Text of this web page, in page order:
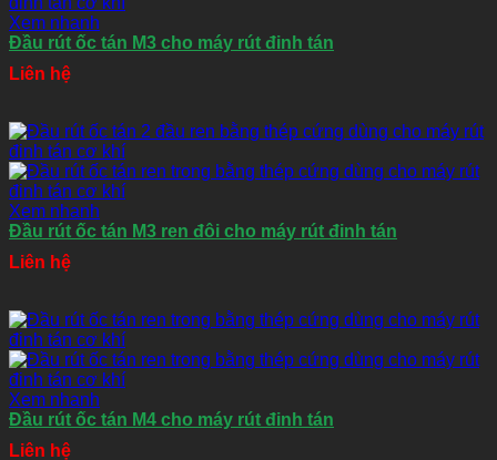
Xem nhanh
Đầu rút ốc tán M3 cho máy rút đinh tán
Liên hệ
Xem nhanh
Đầu rút ốc tán M3 ren đôi cho máy rút đinh tán
Liên hệ
Xem nhanh
Đầu rút ốc tán M4 cho máy rút đinh tán
Liên hệ